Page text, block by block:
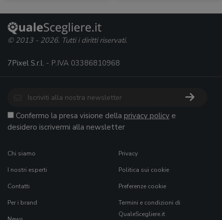
© 2013 - 2026. Tutti i diritti riservati.
7Pixel S.r.l. - P.IVA 03386810968
Confermo la presa visione della privacy policy e
desidero iscrivermi alla newsletter
Chi siamo
I nostri esperti
Contatti
Per i brand
Privacy
Politica sui cookie
Preferenze cookie
Termini e condizioni di
QualeScegliere.it